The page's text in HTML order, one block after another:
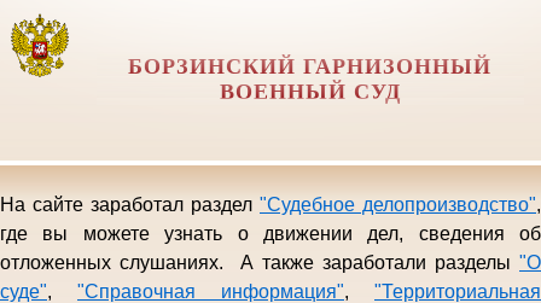
БОРЗИНСКИЙ ГАРНИЗОННЫЙ
ВОЕННЫЙ СУД
На сайте заработал раздел "Судебное делопроизводство",
где вы можете узнать о движении дел, сведения об
отложенных слушаниях. А также заработали разделы "О
суде", "Справочная информация", "Территориальная